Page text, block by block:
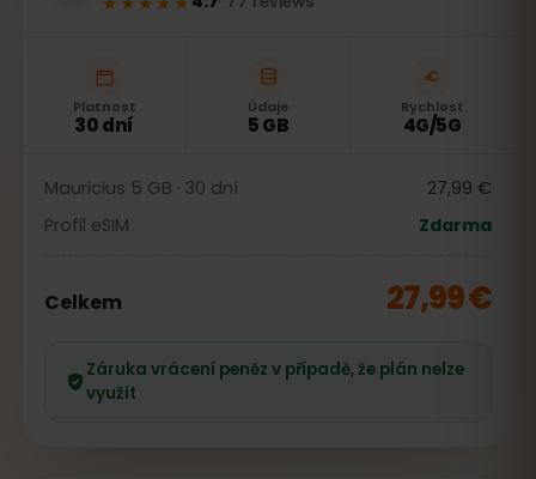
Platnost
30 dní
Údaje
5 GB
Rychlost
4G/5G
Mauricius 5 GB · 30 dní
27,99 €
Profil eSIM
Zdarma
Celkem 27,99 €
Záruka vrácení peněz v případě, že plán nelze
využít